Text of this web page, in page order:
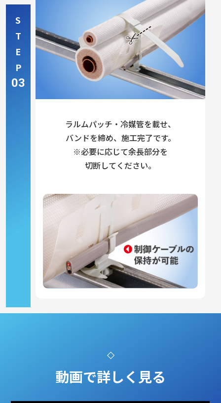
S
T
E
P
03
ラルムパッチ・冷媒管を載せ、
バンドを締め、施工完了です。
※必要に応じて余長部分を
切断してください。
動画で詳しく見る